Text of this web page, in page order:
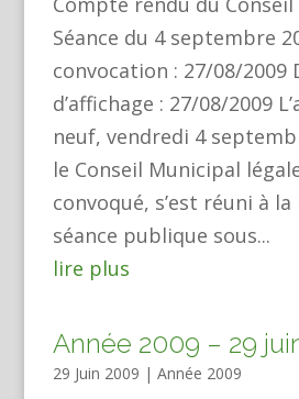
Séance du 4 septembre
convocation : 27/08/2009
d’affichage : 27/08/2009
neuf, vendredi 4
le Conseil Municipal
convoqué, s’est réuni à
séance publique sous...
lire plus
Année 2009 – 29
29 Juin 2009 | Année 2009